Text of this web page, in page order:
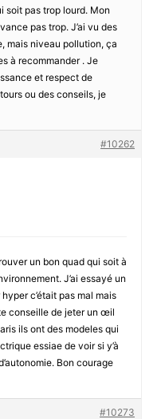
soit pas trop lourd. Mon
pas trop. J’ai vu des
mais niveau pollution, ça
à recommander . Je
et respect de
ou des conseils, je
#10262
un bon quad qui soit à
J’ai essayé un
c’était pas mal mais
conseille de jeter un œil
ils ont des modeles qui
essiae de voir si y’à
Bon courage
#10273